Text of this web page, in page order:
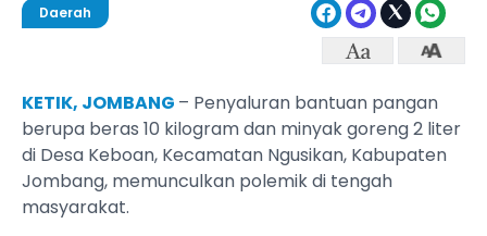
Daerah
KETIK, JOMBANG – Penyaluran bantuan pangan
berupa beras 10 kilogram dan minyak goreng 2 liter
di Desa Keboan, Kecamatan Ngusikan, Kabupaten
Jombang, memunculkan polemik di tengah
masyarakat.